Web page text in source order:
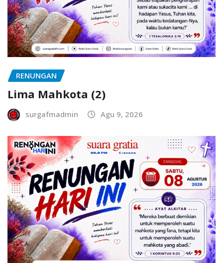
RENUNGAN
Lima Mahkota (2)
surgafmadmin Agu 9, 2026